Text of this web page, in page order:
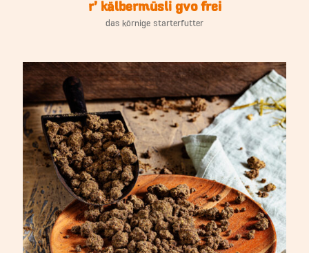
r’ kälbermüsli gvo frei
das körnige starterfutter